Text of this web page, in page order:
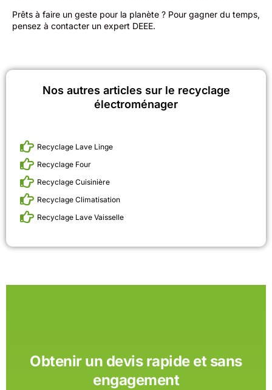
Prêts à faire un geste pour la planète ? Pour gagner du temps,
pensez à contacter un expert DEEE.
Nos autres articles sur le recyclage
électroménager
Recyclage Lave Linge
Recyclage Four
Recyclage Cuisinière
Recyclage Climatisation
Recyclage Lave Vaisselle
Obtenir un devis rapide et sans
engagement